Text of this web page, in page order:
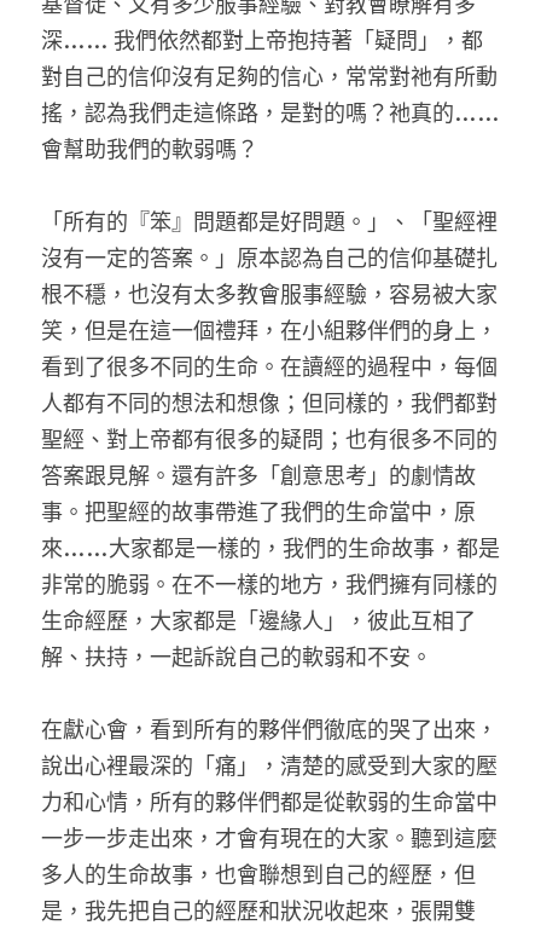
深…… 我們依然都對上帝抱持著「疑問」，都
對自己的信仰沒有足夠的信心，常常對祂有所動
搖，認為我們走這條路，是對的嗎？祂真的……
會幫助我們的軟弱嗎？
「所有的『笨』問題都是好問題。」、「聖經裡
沒有一定的答案。」原本認為自己的信仰基礎扎
根不穩，也沒有太多教會服事經驗，容易被大家
笑，但是在這一個禮拜，在小組夥伴們的身上，
看到了很多不同的生命。在讀經的過程中，每個
人都有不同的想法和想像；但同樣的，我們都對
聖經、對上帝都有很多的疑問；也有很多不同的
答案跟見解。還有許多「創意思考」的劇情故
事。把聖經的故事帶進了我們的生命當中，原
來……大家都是一樣的，我們的生命故事，都是
非常的脆弱。在不一樣的地方，我們擁有同樣的
生命經歷，大家都是「邊緣人」，彼此互相了
解、扶持，一起訴說自己的軟弱和不安。
在獻心會，看到所有的夥伴們徹底的哭了出來，
說出心裡最深的「痛」，清楚的感受到大家的壓
力和心情，所有的夥伴們都是從軟弱的生命當中
一步一步走出來，才會有現在的大家。聽到這麼
多人的生命故事，也會聯想到自己的經歷，但
是，我先把自己的經歷和狀況收起來，張開雙